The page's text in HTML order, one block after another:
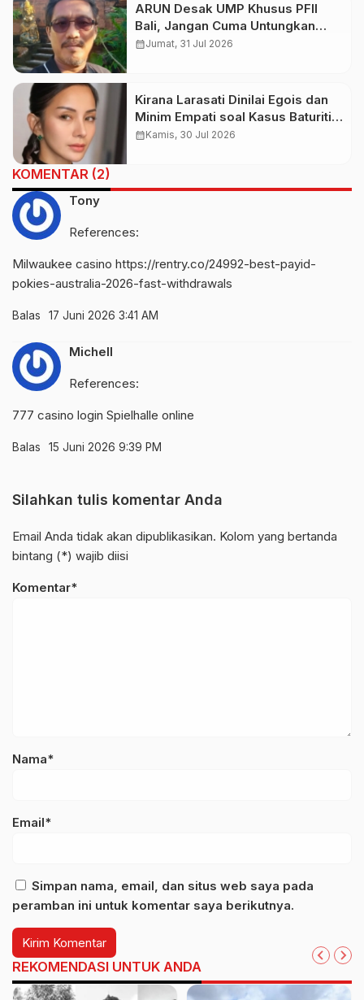
ARUN Desak UMP Khusus PFII
Bali, Jangan Cuma Untungkan
Investor
calendar_monthJumat, 31 Jul 2026
Kirana Larasati Dinilai Egois dan
Minim Empati soal Kasus Baturiti,
Kemiskinan Bukan Kesalahan
calendar_monthKamis, 30 Jul 2026
KOMENTAR (2)
Tony
References:
Milwaukee casino https://rentry.co/24992-best-payid-
pokies-australia-2026-fast-withdrawals
Balas 17 Juni 2026 3:41 AM
Michell
References:
777 casino login Spielhalle online
Balas 15 Juni 2026 9:39 PM
Silahkan tulis komentar Anda
Email Anda tidak akan dipublikasikan. Kolom yang bertanda
bintang (*) wajib diisi
Komentar*
Nama*
Email*
Simpan nama, email, dan situs web saya pada
peramban ini untuk komentar saya berikutnya.
REKOMENDASI UNTUK ANDA